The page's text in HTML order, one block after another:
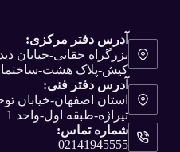
آدرس دفتر مرکزی:
بزرگراه حقانی-خیابان
کیش-پلاک هشت-
آدرس دفتر فنی:
استان اصفهان-خیابان
تیراژه-طبقه اول-واحد 1
شماره تماس:
02141945555